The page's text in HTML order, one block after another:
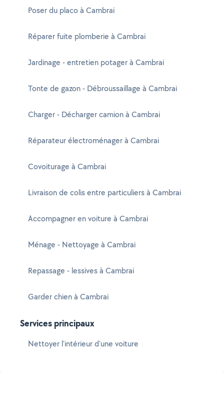
Poser du placo à Cambrai
Réparer fuite plomberie à Cambrai
Jardinage - entretien potager à Cambrai
Tonte de gazon - Débroussaillage à Cambrai
Charger - Décharger camion à Cambrai
Réparateur électroménager à Cambrai
Covoiturage à Cambrai
Livraison de colis entre particuliers à Cambrai
Accompagner en voiture à Cambrai
Ménage - Nettoyage à Cambrai
Repassage - lessives à Cambrai
Garder chien à Cambrai
Services principaux
Nettoyer l'intérieur d'une voiture